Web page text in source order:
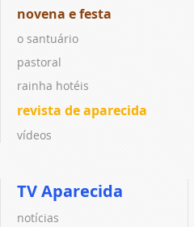
novena e festa
o santuário
pastoral
rainha hotéis
revista de aparecida
vídeos
TV Aparecida
notícias